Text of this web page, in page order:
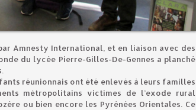
Amnesty International, et en liaison avec des
du lycée Pierre-Gilles-De-Gennes a planché
réunionnais ont été enlevés à leurs familles
métropolitains victimes de l’exode rural
ou bien encore les Pyrénées Orientales. Ce